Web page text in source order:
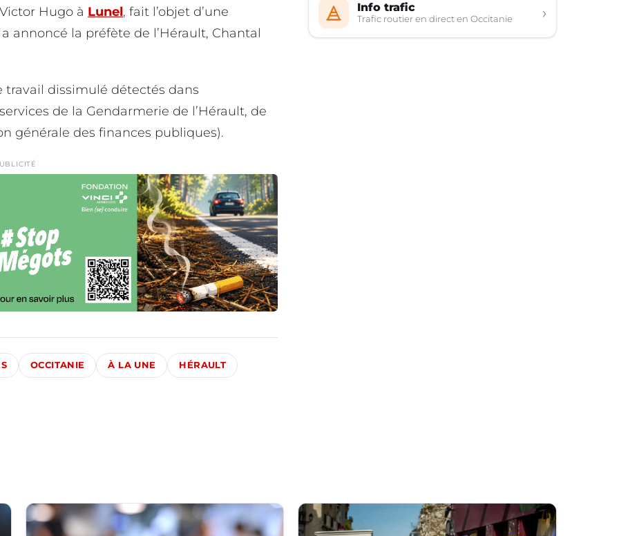
Hugo à Lunel, fait l’objet d’une
annoncé la préfète de l’Hérault, Chantal
dissimulé détectés dans
de la Gendarmerie de l’Hérault, de
générale des finances publiques).
OCCITANIE À LA UNE HÉRAULT
Info trafic
Trafic routier en direct en Occitanie ›